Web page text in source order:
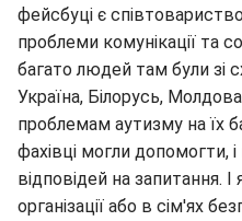
фейсбуці є
проблеми комунікації та
багато людей там були зі
Україна, Білорусь,
проблемам аутизму на їх
фахівці могли допомогти,
відповідей на запитання.
організації або в сім'ях